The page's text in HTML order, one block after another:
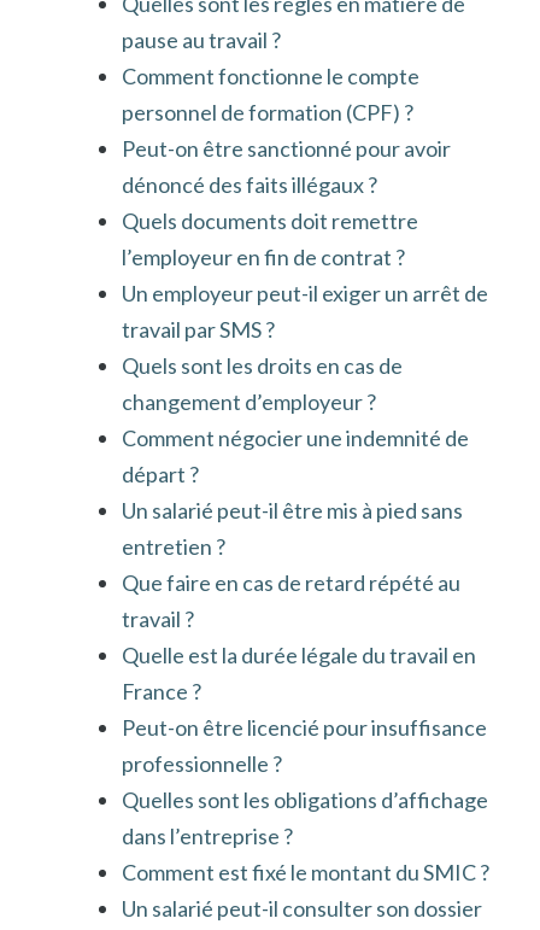
pause au travail ?
Comment fonctionne le compte
personnel de formation (CPF) ?
Peut-on être sanctionné pour avoir
dénoncé des faits illégaux ?
Quels documents doit remettre
l’employeur en fin de contrat ?
Un employeur peut-il exiger un arrêt de
travail par SMS ?
Quels sont les droits en cas de
changement d’employeur ?
Comment négocier une indemnité de
départ ?
Un salarié peut-il être mis à pied sans
entretien ?
Que faire en cas de retard répété au
travail ?
Quelle est la durée légale du travail en
France ?
Peut-on être licencié pour insuffisance
professionnelle ?
Quelles sont les obligations d’affichage
dans l’entreprise ?
Comment est fixé le montant du SMIC ?
Un salarié peut-il consulter son dossier